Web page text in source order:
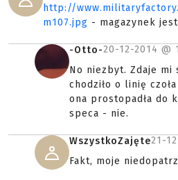
http://
m107.jpg - magazynek
-Otto-20-12-2014 @
No niezbyt. Zdaje mi
chodziło o linię
ona prostopadła do
speca - nie.
WszystkoZajęte21-
Fakt, moje